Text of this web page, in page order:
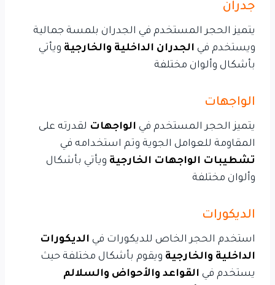
جدران
يتميز الحجر المستخدم في الجدران بلمسة جمالية
ويستخدم في الجدران الداخلية والخارجية ويأتي
بأشكال وألوان مختلفة
الواجهات
يتميز الحجر المستخدم في الواجهات لقدرته على
المقاومة للعوامل الجوية وتم استخدامه في
تشطيبات الواجهات الخارجية ويأتي بأشكال
وألوان مختلفة
الديكورات
استخدم الحجر الخاص للديكورات في الديكورات
الداخلية والخارجية ويقوم بأشكال مختلفة حيث
يستخدم في القواعد والأحواض والسلالم